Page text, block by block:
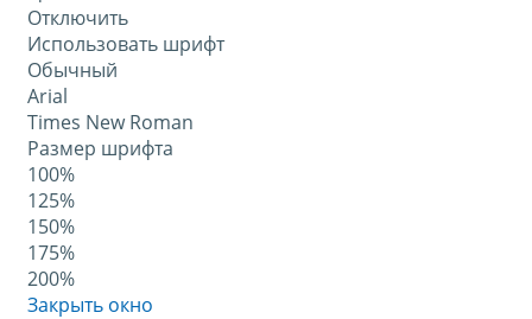
Отключить
Использовать шрифт
Обычный
Arial
Times New Roman
Размер шрифта
100%
125%
150%
175%
200%
Закрыть окно